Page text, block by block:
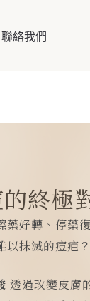
聯絡我們
終極
藥好轉、停藥
以抹滅的痘疤？
透過改變皮膚